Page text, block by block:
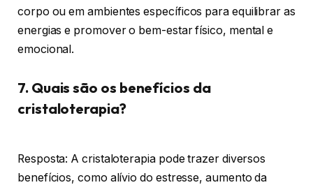
corpo ou em ambientes específicos para equilibrar as
energias e promover o bem-estar físico, mental e
emocional.
7. Quais são os benefícios da
cristaloterapia?
Resposta: A cristaloterapia pode trazer diversos
benefícios, como alívio do estresse, aumento da